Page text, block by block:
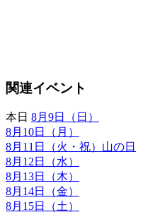
関連イベント
本日 8月9日（日）
8月10日（月）
8月11日（火・祝）山の日
8月12日（水）
8月13日（木）
8月14日（金）
8月15日（土）